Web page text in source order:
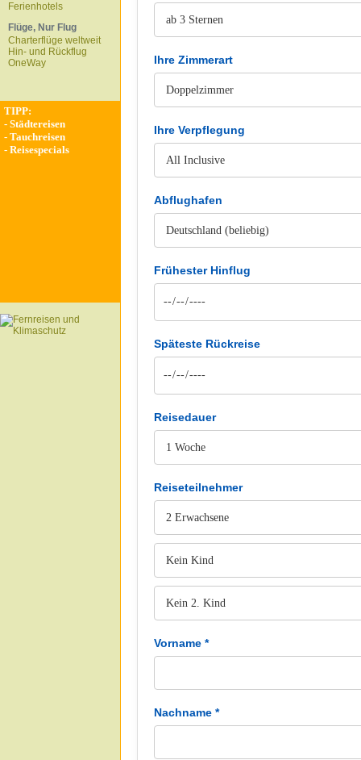
Ferienhotels
Flüge, Nur Flug
Charterflüge weltweit
Hin- und Rückflug
OneWay
TIPP:
- Städtereisen
- Tauchreisen
- Reisespecials
Ihre Zimmerart
Ihre Verpflegung
Abflughafen
Frühester Hinflug
Späteste Rückreise
Reisedauer
Reiseteilnehmer
Vorname *
Nachname *